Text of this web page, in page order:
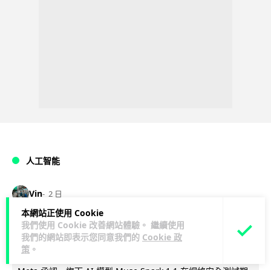
本網站正使用 Cookie
我們使用 Cookie 改善網站體驗。 繼續使用
我們的網站即表示您同意我們的 Cookie 政
策 。
人工智能
Vin 2 日
Meta AI 模型測試期間入侵他家公司 三
大 AI 巨頭接連曝安全漏洞